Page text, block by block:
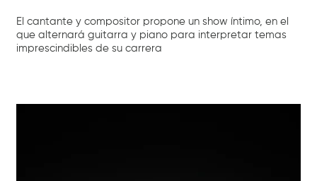
El cantante y compositor propone un show íntimo, en el
que alternará guitarra y piano para interpretar temas
imprescindibles de su carrera